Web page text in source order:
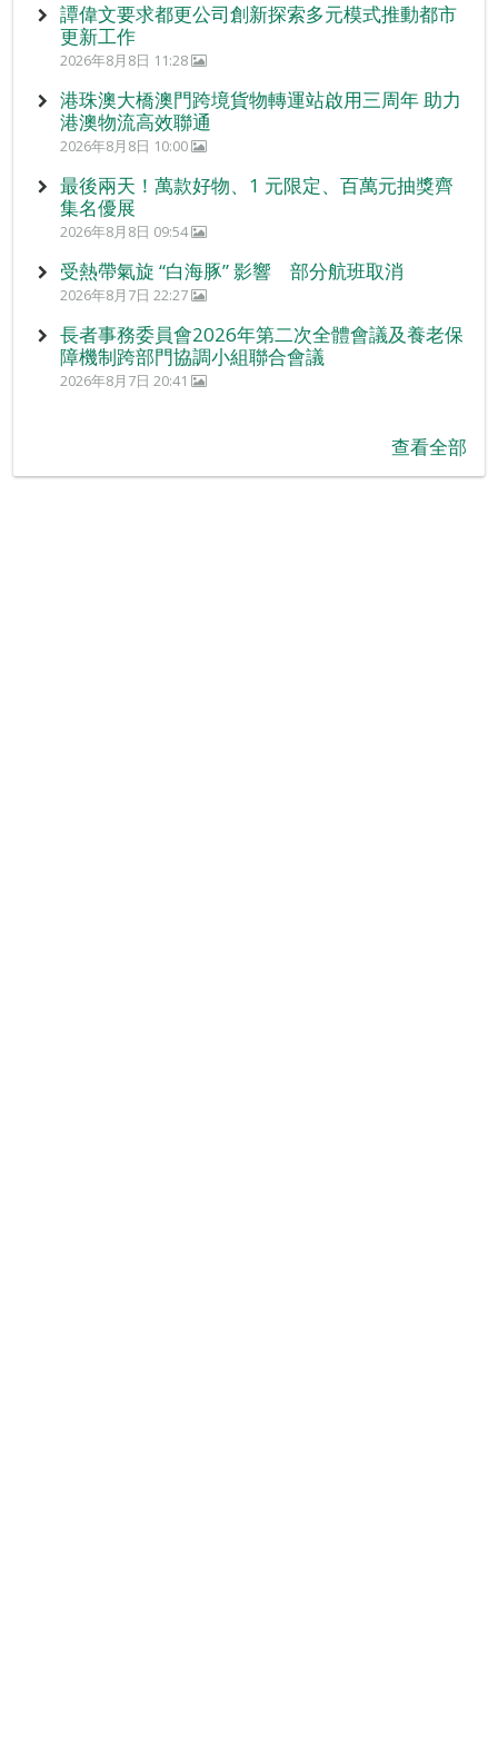
譚偉文要求都更公司創新探索多元模式推動都市
更新工作
2026年8月8日 11:28
港珠澳大橋澳門跨境貨物轉運站啟用三周年 助力
港澳物流高效聯通
2026年8月8日 10:00
最後兩天！萬款好物、1 元限定、百萬元抽獎齊
集名優展
2026年8月8日 09:54
受熱帶氣旋 “白海豚” 影響 部分航班取消
2026年8月7日 22:27
長者事務委員會2026年第二次全體會議及養老保
障機制跨部門協調小組聯合會議
2026年8月7日 20:41
查看全部